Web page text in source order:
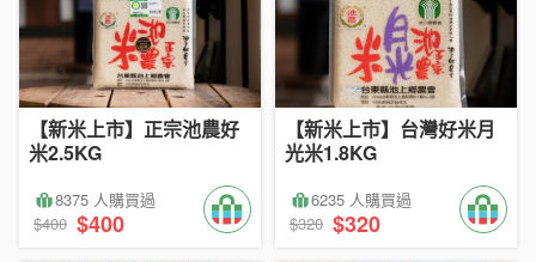
【新米上市】正宗池農好
米2.5KG
8375 人購買過
$400 $400
【新米上市】台灣好米月
光米1.8KG
6235 人購買過
$320 $320